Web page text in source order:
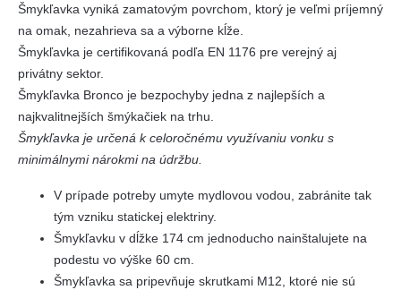
Šmykľavka vyniká zamatovým povrchom, ktorý je veľmi príjemný
na omak, nezahrieva sa a výborne kĺže.
Šmykľavka je certifikovaná podľa EN 1176 pre verejný aj
privátny sektor.
Šmykľavka Bronco je bezpochyby jedna z najlepších a
najkvalitnejších šmýkačiek na trhu.
Šmykľavka je určená k celoročnému využívaniu vonku s
minimálnymi nárokmi na údržbu.
V prípade potreby umyte mydlovou vodou, zabránite tak
tým vzniku statickej elektriny.
Šmykľavku v dĺžke 174 cm jednoducho nainštalujete na
podestu vo výške 60 cm.
Šmykľavka sa pripevňuje skrutkami M12, ktoré nie sú